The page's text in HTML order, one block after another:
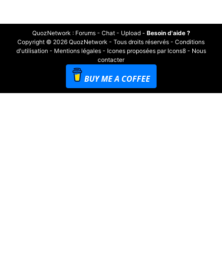
QuozNetwork : Forums- Chat- Upload- Besoin d'aide ?
Copyright © 2026 QuozNetwork - Tous droits réservés - Conditions
d'utilisation - Mentions légales- Icones proposées par Icons8- Nous
contacter
BUY ME A COFFEE